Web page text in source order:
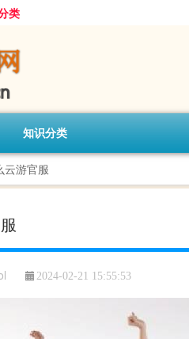
类
知识分类
云游官服
2024-02-21 15:55:53